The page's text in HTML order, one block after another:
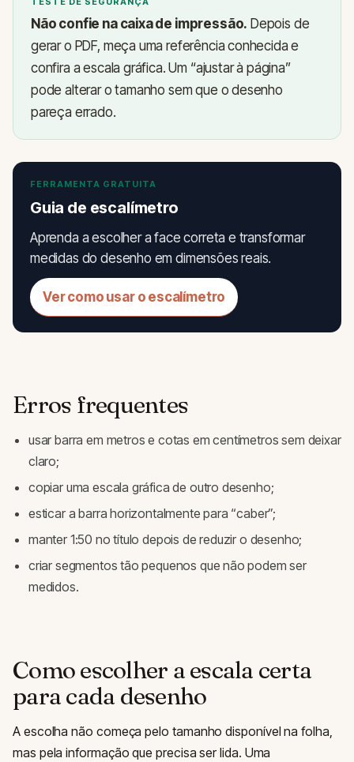
Não confie na caixa de impressão. Depois de
gerar o PDF, meça uma referência conhecida e
confira a escala gráfica. Um “ajustar à página”
pode alterar o tamanho sem que o desenho
pareça errado.
FERRAMENTA GRATUITA
Guia de escalímetro
Aprenda a escolher a face correta e transformar
medidas do desenho em dimensões reais.
Ver como usar o escalímetro
Erros frequentes
usar barra em metros e cotas em centímetros sem deixar
claro;
copiar uma escala gráfica de outro desenho;
esticar a barra horizontalmente para “caber”;
manter 1:50 no título depois de reduzir o desenho;
criar segmentos tão pequenos que não podem ser
medidos.
Como escolher a escala certa
para cada desenho
A escolha não começa pelo tamanho disponível na folha,
mas pela informação que precisa ser lida. Uma